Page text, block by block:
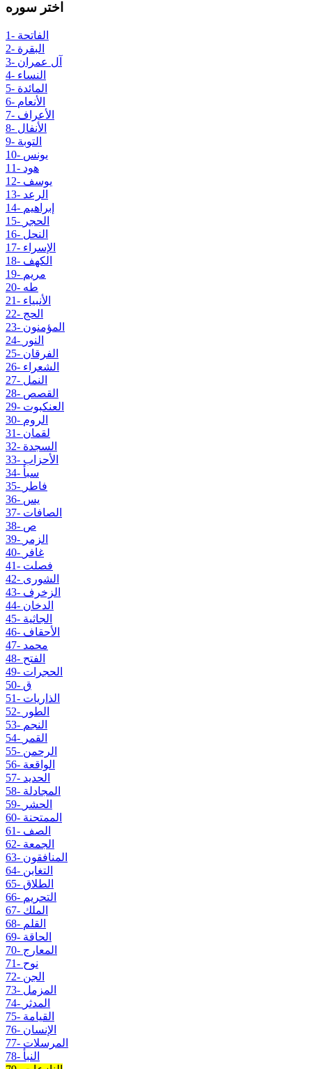
اختر سوره
1- الفاتحة
2- البقرة
3- آل عمران
4- النساء
5- المائدة
6- الأنعام
7- الأعراف
8- الأنفال
9- التوبة
10- يونس
11- هود
12- يوسف
13- الرعد
14- إبراهيم
15- الحجر
16- النحل
17- الإسراء
18- الكهف
19- مريم
20- طه
21- الأنبياء
22- الحج
23- المؤمنون
24- النور
25- الفرقان
26- الشعراء
27- النمل
28- القصص
29- العنكبوت
30- الروم
31- لقمان
32- السجدة
33- الأحزاب
34- سبأ
35- فاطر
36- يس
37- الصافات
38- ص
39- الزمر
40- غافر
41- فصلت
42- الشورى
43- الزخرف
44- الدخان
45- الجاثية
46- الأحقاف
47- محمد
48- الفتح
49- الحجرات
50- ق
51- الذاريات
52- الطور
53- النجم
54- القمر
55- الرحمن
56- الواقعة
57- الحديد
58- المجادلة
59- الحشر
60- الممتحنة
61- الصف
62- الجمعة
63- المنافقون
64- التغابن
65- الطلاق
66- التحريم
67- الملك
68- القلم
69- الحاقة
70- المعارج
71- نوح
72- الجن
73- المزمل
74- المدثر
75- القيامة
76- الإنسان
77- المرسلات
78- النبأ